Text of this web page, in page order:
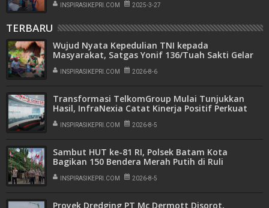
INSPIRASIKEPRI.COM 2025-3-27
TERBARU
Wujud Nyata Kepedulian TNI kepada
Masyarakat, Satgas Yonif 136/Tuah Sakti Gelar
Pengobatan Keliling di Kampung Kalome
INSPIRASIKEPRI.COM 2026-8-6
Transformasi TelkomGroup Mulai Tunjukkan
Hasil, InfraNexia Catat Kinerja Positif Perkuat
Infrastruktur Digital Nasional
INSPIRASIKEPRI.COM 2026-8-5
Sambut HUT ke-81 RI, Polsek Batam Kota
Bagikan 150 Bendera Merah Putih di Ruli
Kampung Belian Perpat
INSPIRASIKEPRI.COM 2026-8-5
Proyek Dredging PT Mc Dermott Disorot,